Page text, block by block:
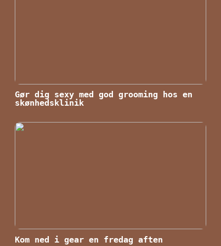
Gør dig sexy med god grooming hos en
skønhedsklinik
Kom ned i gear en fredag aften